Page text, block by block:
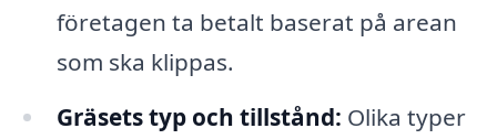
företagen ta betalt baserat på arean
som ska klippas.
Gräsets typ och tillstånd: Olika typer